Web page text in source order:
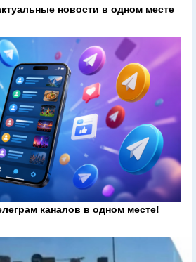
новости в одном месте
каналов в одном месте!